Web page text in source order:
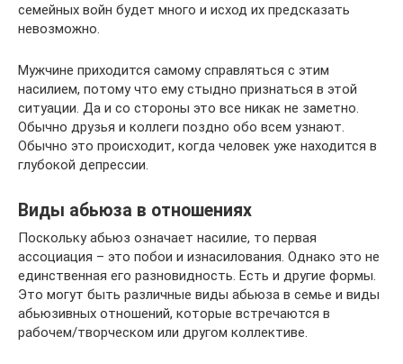
семейных войн будет много и исход их предсказать
невозможно.
Мужчине приходится самому справляться с этим
насилием, потому что ему стыдно признаться в этой
ситуации. Да и со стороны это все никак не заметно.
Обычно друзья и коллеги поздно обо всем узнают.
Обычно это происходит, когда человек уже находится в
глубокой депрессии.
Виды абьюза в отношениях
Поскольку абьюз означает насилие, то первая
ассоциация – это побои и изнасилования. Однако это не
единственная его разновидность. Есть и другие формы.
Это могут быть различные виды абьюза в семье и виды
абьюзивных отношений, которые встречаются в
рабочем/творческом или другом коллективе.